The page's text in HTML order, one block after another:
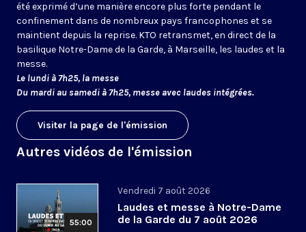
été exprimé d’une manière encore plus forte pendant le
confinement dans de nombreux pays francophones et se
maintient depuis la reprise. KTO retransmet, en direct de la
basilique Notre-Dame de la Garde, à Marseille, les laudes et la
messe.
Le lundi à 7h25, la messe
Du mardi au samedi à 7h25, messe avec laudes intégrées.
Visiter la page de l'émission
Autres vidéos de l'émission
55:00
Vendredi 7 août 2026
Laudes et messe à Notre-Dame
de la Garde du 7 août 2026